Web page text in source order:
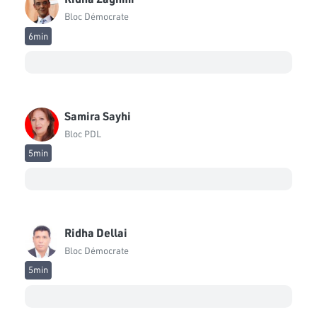
Oussama Khlifi
Rached Ghannouchi
Bloc Ennahdha
Ridha Zaghmi
Bloc Démocrate
6min
Samira Sayhi
Bloc PDL
5min
Ridha Dellai
Bloc Démocrate
5min